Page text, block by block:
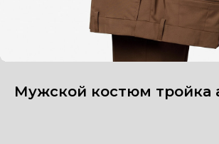
Мужской костюм тройка